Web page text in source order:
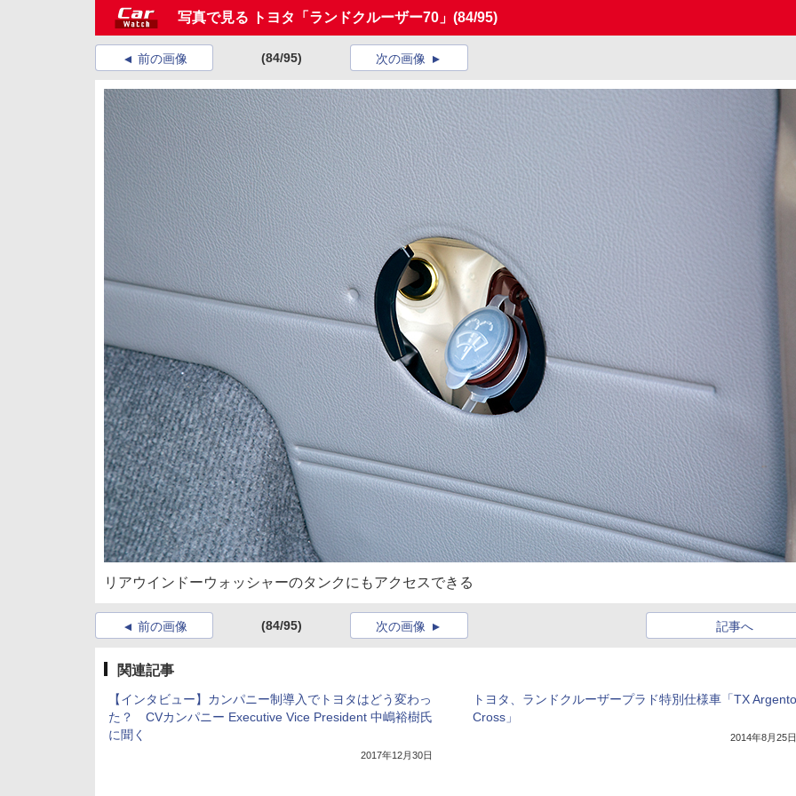
写真で見る トヨタ「ランドクルーザー70」 (84/95)
前の画像 (84/95) 次の画像
リアウインドーウォッシャーのタンクにもアクセスできる
前の画像 (84/95) 記事へ
次の画像
関連記事
【インタビュー】カンパニー制導入でトヨタはどう変わっ
た？ CVカンパニー Executive Vice President 中嶋裕樹氏
に聞く
2017年12月30日
トヨタ、ランドクルーザープラド特別仕様車「TX Argento
Cross」
2014年8月25日